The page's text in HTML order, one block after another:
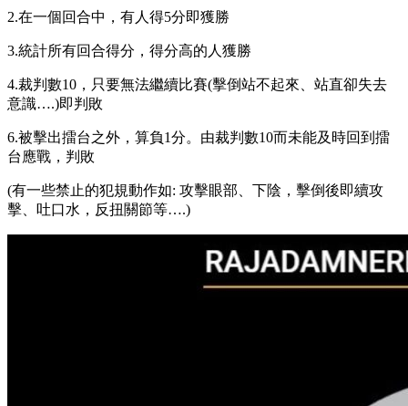
2.在一個回合中，有人得5分即獲勝
3.統計所有回合得分，得分高的人獲勝
4.裁判數10，只要無法繼續比賽(擊倒站不起來、站直卻失去
意識….)即判敗
6.被擊出擂台之外，算負1分。由裁判數10而未能及時回到擂
台應戰，判敗
(有一些禁止的犯規動作如: 攻擊眼部、下陰，擊倒後即續攻
擊、吐口水，反扭關節等….)